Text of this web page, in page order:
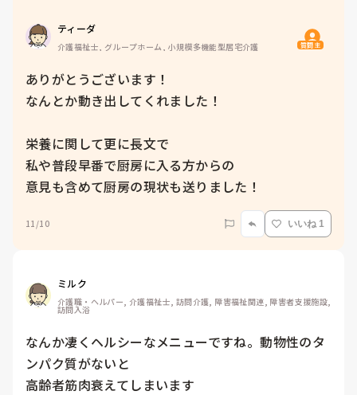
ティーダ
介護福祉士, グループホーム, 小規模多機能型居宅介護 質問主
ありがとうございます！
なんとか動き出してくれました！
栄養に関して更に長文で
私や普段早番で厨房に入る方からの
意見も含めて厨房の現状も送りました！
11/10 いいね 1
ミルク
介護職・ヘルパー, 介護福祉士, 訪問介護, 障害福祉関連, 障害者支援施設,
訪問入浴
なんか凄くヘルシーなメニューですね。動物性のタ
ンパク質がないと
高齢者筋肉衰えてしまいます